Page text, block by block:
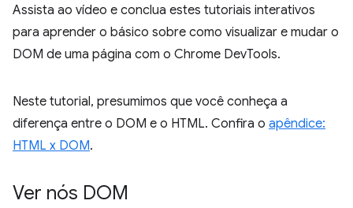
Assista ao vídeo e conclua estes tutoriais interativos
para aprender o básico sobre como visualizar e mudar o
DOM de uma página com o Chrome DevTools.
Neste tutorial, presumimos que você conheça a
diferença entre o DOM e o HTML. Confira o apêndice:
HTML x DOM.
Ver nós DOM